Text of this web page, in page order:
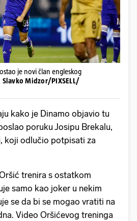
je novi član engleskog
Slavko Midzor/PIXSELL/
kako je Dinamo objavio tu
poruku Josipu Brekalu,
koji odlučio potpisati za
trenira s ostatkom
samo kao joker u nekim
se da bi se mogao vratiti na
Video Oršićevog treninga